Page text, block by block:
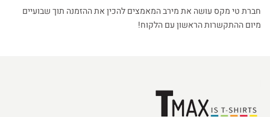
חברת טי מקס עושה את מירב המאמצים להכין את ההזמנה תוך שבועיים
מיום ההתקשרות הראשון עם הלקוח!